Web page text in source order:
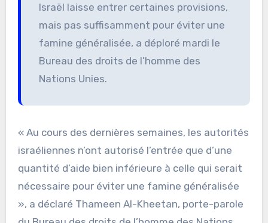
Israël laisse entrer certaines provisions,
mais pas suffisamment pour éviter une
famine généralisée, a déploré mardi le
Bureau des droits de l’homme des
Nations Unies.
« Au cours des dernières semaines, les autorités
israéliennes n’ont autorisé l’entrée que d’une
quantité d’aide bien inférieure à celle qui serait
nécessaire pour éviter une famine généralisée
», a déclaré Thameen Al-Kheetan, porte-parole